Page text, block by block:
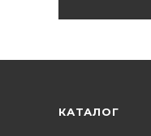
КАТАЛОГ